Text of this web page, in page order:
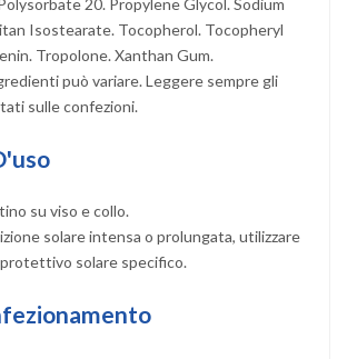
Isostearate. Tocopherol. Tocopheryl
Tropolone. Xanthan Gum.
può variare. Leggere sempre gli
sulle confezioni.
su viso e collo.
solare intensa o prolungata, utilizzare
solare specifico.